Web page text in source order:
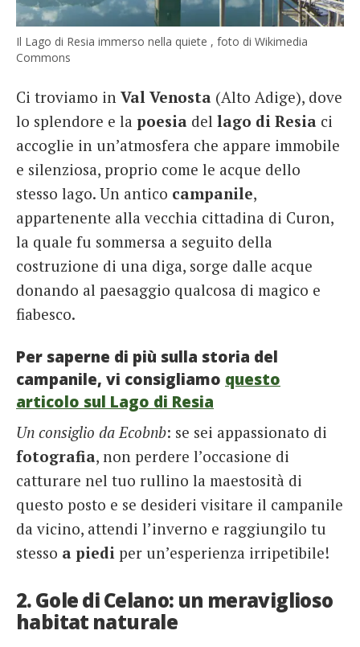
Il Lago di Resia immerso nella quiete , foto di Wikimedia
Commons
Ci troviamo in Val Venosta (Alto Adige), dove
lo splendore e la poesia del lago di Resia ci
accoglie in un’atmosfera che appare immobile
e silenziosa, proprio come le acque dello
stesso lago. Un antico campanile,
appartenente alla vecchia cittadina di Curon,
la quale fu sommersa a seguito della
costruzione di una diga, sorge dalle acque
donando al paesaggio qualcosa di magico e
fiabesco.
Per saperne di più sulla storia del
campanile, vi consigliamo questo
articolo sul Lago di Resia
Un consiglio da Ecobnb: se sei appassionato di
fotografia, non perdere l’occasione di
catturare nel tuo rullino la maestosità di
questo posto e se desideri visitare il campanile
da vicino, attendi l’inverno e raggiungilo tu
stesso a piedi per un’esperienza irripetibile!
2. Gole di Celano: un meraviglioso
habitat naturale